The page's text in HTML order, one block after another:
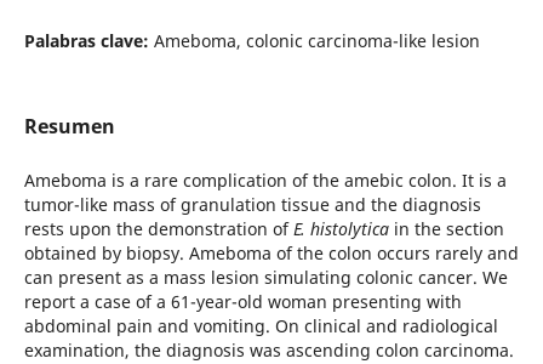
Palabras clave: Ameboma, colonic carcinoma-like lesion
Resumen
Ameboma is a rare complication of the amebic colon. It is a
tumor-like mass of granulation tissue and the diagnosis
rests upon the demonstration ofE. histolyticain the section
obtained by biopsy. Ameboma of the colon occurs rarely and
can present as a mass lesion simulating colonic cancer. We
report a case of a 61-year-old woman presenting with
abdominal pain and vomiting. On clinical and radiological
examination, the diagnosis was ascending colon carcinoma.